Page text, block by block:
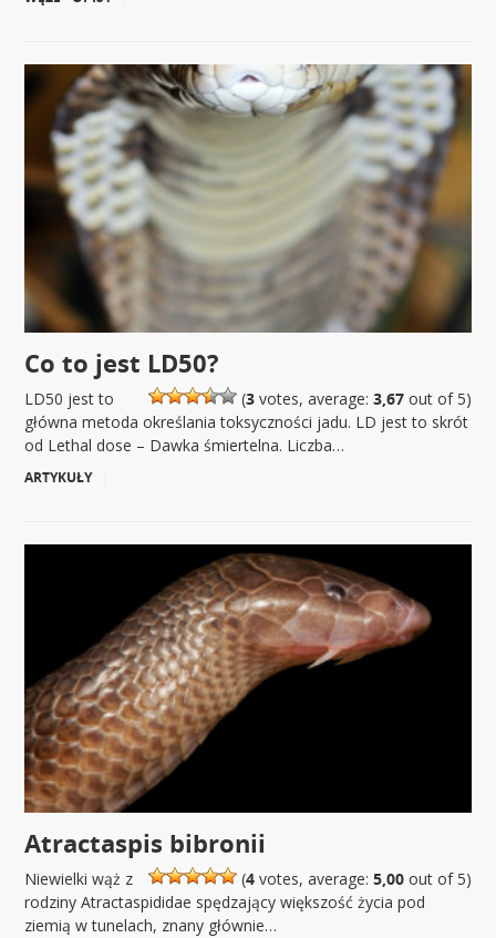
Co to jest LD50?
(3votes, average: 3,67out of 5)
LD50 jest to
główna metoda określania toksyczności jadu. LD jest to skrót
od Lethal dose – Dawka śmiertelna. Liczba…
ARTYKUŁY
Atractaspis bibronii
(4votes, average: 5,00out of 5)
Niewielki wąż z
rodziny Atractaspididae spędzający większość życia pod
ziemią w tunelach, znany głównie…